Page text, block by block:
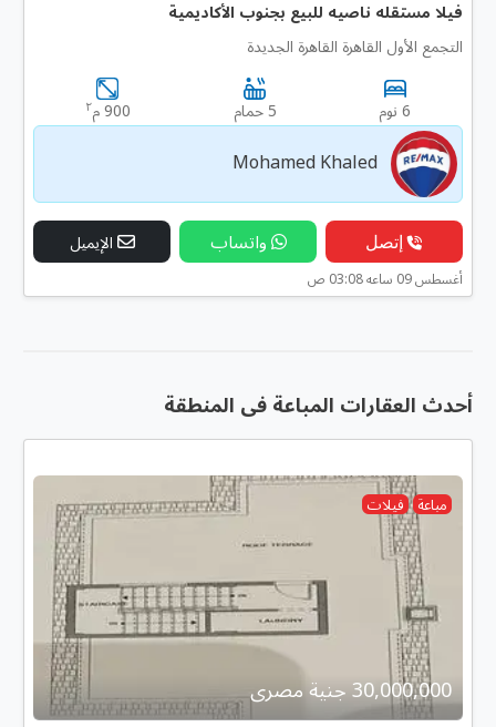
فيلا مستقله ناصيه للبيع بجنوب الأكاديمية
التجمع الأول القاهرة القاهرة الجديدة
6 نوم 5 حمام 900 م ٢
Mohamed Khaled
إتصل واتساب الإيميل
أغسطس 09 ساعه 03:08 ص
أحدث العقارات المباعة فى المنطقة
مباعة فيلات
30,000,000 جنية مصرى